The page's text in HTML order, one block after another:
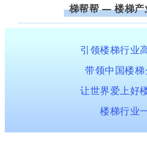
梯帮帮 — 楼梯产
引领楼梯行业
带领中国楼
让世界爱上好
楼梯行业